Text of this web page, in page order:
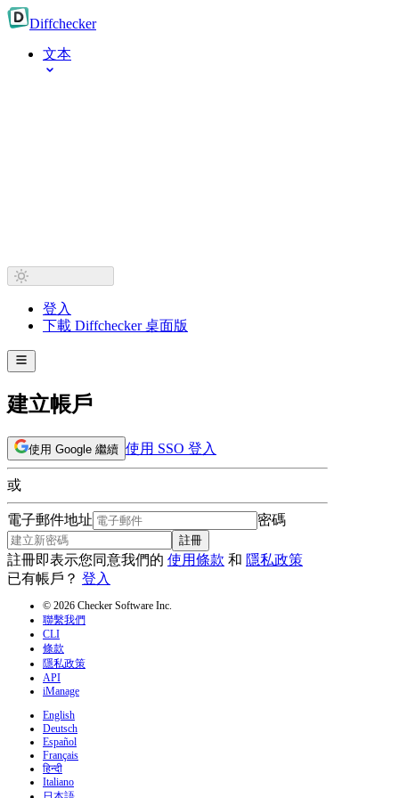
Diffchecker
文本
登入
下載 Diffchecker 桌面版
建立帳戶
使用 Google 繼續 使用 SSO 登入
或
電子郵件地址 密碼
註冊
註冊即表示您同意我們的 使用條款 和 隱私政策
已有帳戶？ 登入
© 2026 Checker Software Inc.
聯繫我們
CLI
條款
隱私政策
API
iManage
English
Deutsch
Español
Français
हिन्दी
Italiano